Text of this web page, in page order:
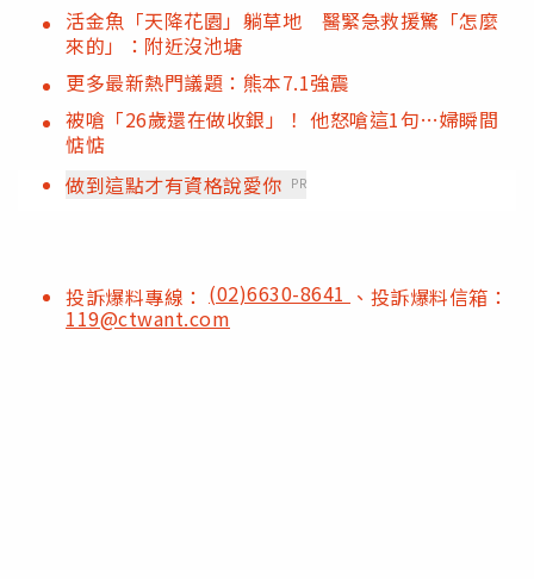
活金魚「天降花園」躺草地 醫緊急救援驚「怎麼
來的」：附近沒池塘
更多最新熱門議題：熊本7.1強震
被嗆「26歲還在做收銀」！ 他怒嗆這1句…婦瞬間
惦惦
做到這點才有資格說愛你 PR
投訴爆料專線： (02)6630-8641 、投訴爆料信箱：
119@ctwant.com